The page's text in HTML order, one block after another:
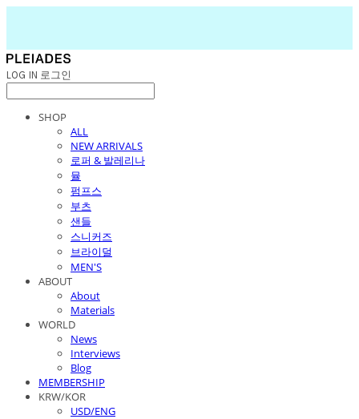
LOG IN 로그인
SHOP
ALL
NEW ARRIVALS
로퍼 & 발레리나
뮬
펌프스
부츠
샌들
스니커즈
브라이덜
MEN'S
ABOUT
About
Materials
WORLD
News
Interviews
Blog
MEMBERSHIP
KRW/KOR
USD/ENG